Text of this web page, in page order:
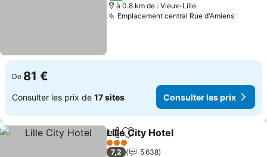
à 0.8 km de : Vieux-Lille
Emplacement central Rue d'Amiens
De 81 €
Consulter les prix de 17 sites Consulter les prix
PartagerAjouter à mes favoris
Lille City Hotel
3 Étoiles
7,2
5 638